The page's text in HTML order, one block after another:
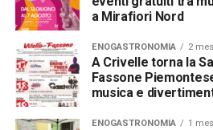
a Mirafiori Nord
ENOGASTRONOMIA 2
A Crivelle torna la
Fassone
musica e
ENOGASTRONOMIA 1